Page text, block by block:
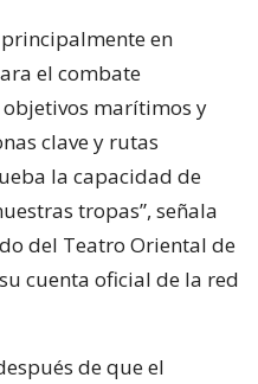
principalmente en
el combate
marítimos y
clave y rutas
la capacidad de
tropas”, señala
del Teatro Oriental de
cuenta oficial de la red
de que el